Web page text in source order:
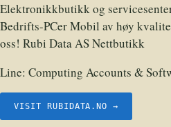
Elektronikkbutikk og
Bedrifts-PCer Mobil av høy
oss! Rubi Data AS Nettbutikk
Line: Computing Accounts &
VISIT RUBIDATA.NO →